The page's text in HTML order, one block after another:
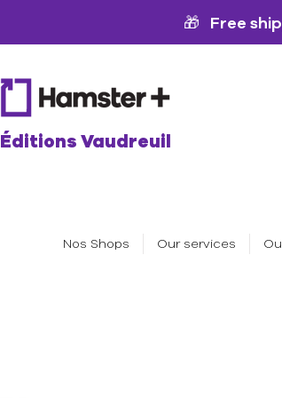
🎁 Free
Éditions Vaudreuil
Nos Shops Our services